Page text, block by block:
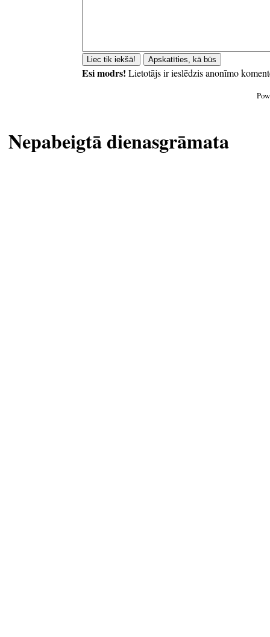
Esi modrs! Lietotājs ir ieslēdzis anonīmo
Nepabeigtā dienasgrāmata